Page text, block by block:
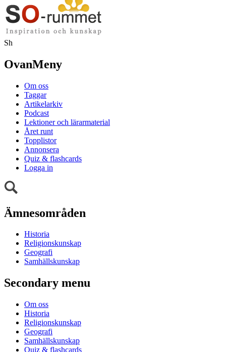
Sh
OvanMeny
Om oss
Taggar
Artikelarkiv
Podcast
Lektioner och lärarmaterial
Året runt
Topplistor
Annonsera
Quiz & flashcards
Logga in
Ämnesområden
Historia
Religionskunskap
Geografi
Samhällskunskap
Secondary menu
Om oss
Historia
Religionskunskap
Geografi
Samhällskunskap
Quiz & flashcards